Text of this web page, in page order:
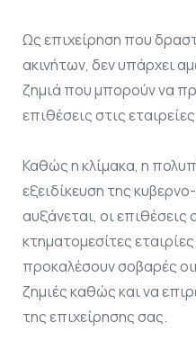
Ως επιχείρηση που
ακινήτων, δεν υπάρχει
ζημιά που μπορούν να
επιθέσεις στις
Καθώς η κλίμακα, η
εξειδίκευση της
αυξάνεται, οι επιθέσεις
κτηματομεσίτες
προκαλέσουν σοβαρές
ζημιές καθώς και να
της επιχείρησης σας.